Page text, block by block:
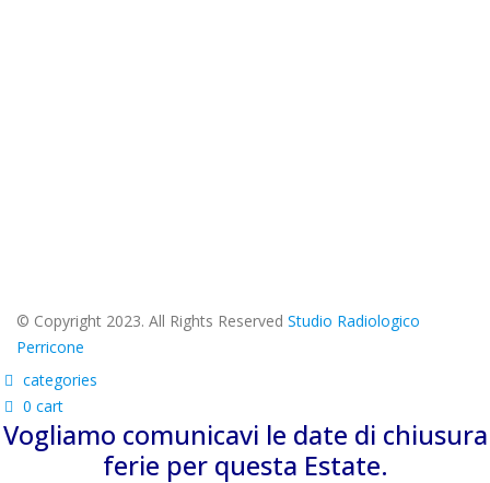
© Copyright 2023. All Rights Reserved Studio Radiologico
Perricone
categories
0 cart
Vogliamo comunicavi le date di chiusura
ferie per questa Estate.